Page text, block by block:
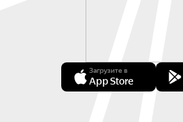
Загрузите в
App Store